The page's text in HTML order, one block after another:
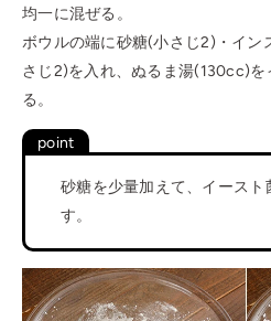
均一に混ぜる。
ボウルの端に砂糖(小さじ2)・イン
さじ2)を入れ、ぬるま湯(130cc)を
る。
砂糖を少量加えて、イースト
す。